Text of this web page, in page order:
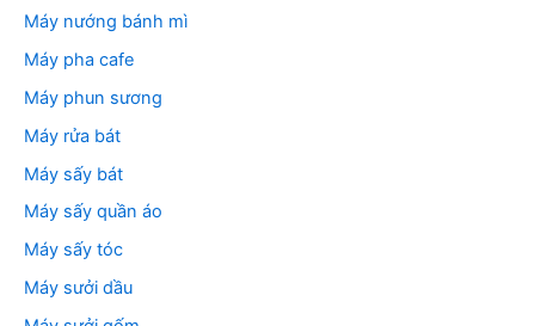
Máy nướng bánh mì
Máy pha cafe
Máy phun sương
Máy rửa bát
Máy sấy bát
Máy sấy quần áo
Máy sấy tóc
Máy sưởi dầu